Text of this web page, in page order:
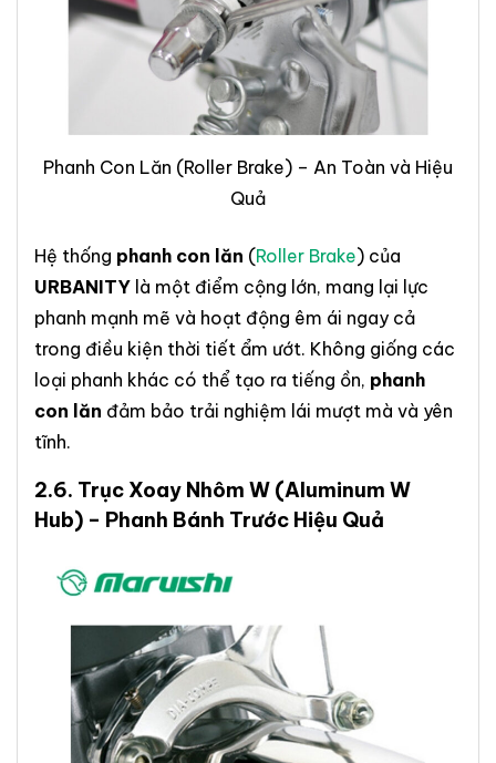
Phanh Con Lăn (Roller Brake) – An Toàn và Hiệu
Quả
Hệ thống phanh con lăn (Roller Brake) của
URBANITY là một điểm cộng lớn, mang lại lực
phanh mạnh mẽ và hoạt động êm ái ngay cả
trong điều kiện thời tiết ẩm ướt. Không giống các
loại phanh khác có thể tạo ra tiếng ồn, phanh
con lăn đảm bảo trải nghiệm lái mượt mà và yên
tĩnh.
2.6. Trục Xoay Nhôm W (Aluminum W
Hub) – Phanh Bánh Trước Hiệu Quả